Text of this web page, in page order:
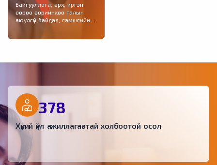
Байгууллага, өрх, иргэн
өөрөө өөрийнхөө галын
аюулгүй байдал, гамшгийн
378
Хүний үйл ажиллагаатай холбоотой осол